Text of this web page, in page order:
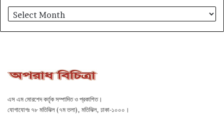
আর্কাইভ
এস এম মোরশেদ কর্তৃক সম্পাদিত ও প্রকাশিত।
যোগাযোগঃ ৭৮ মতিঝিল (৭ম তলা), মতিঝিল, ঢাকা-১০০০।